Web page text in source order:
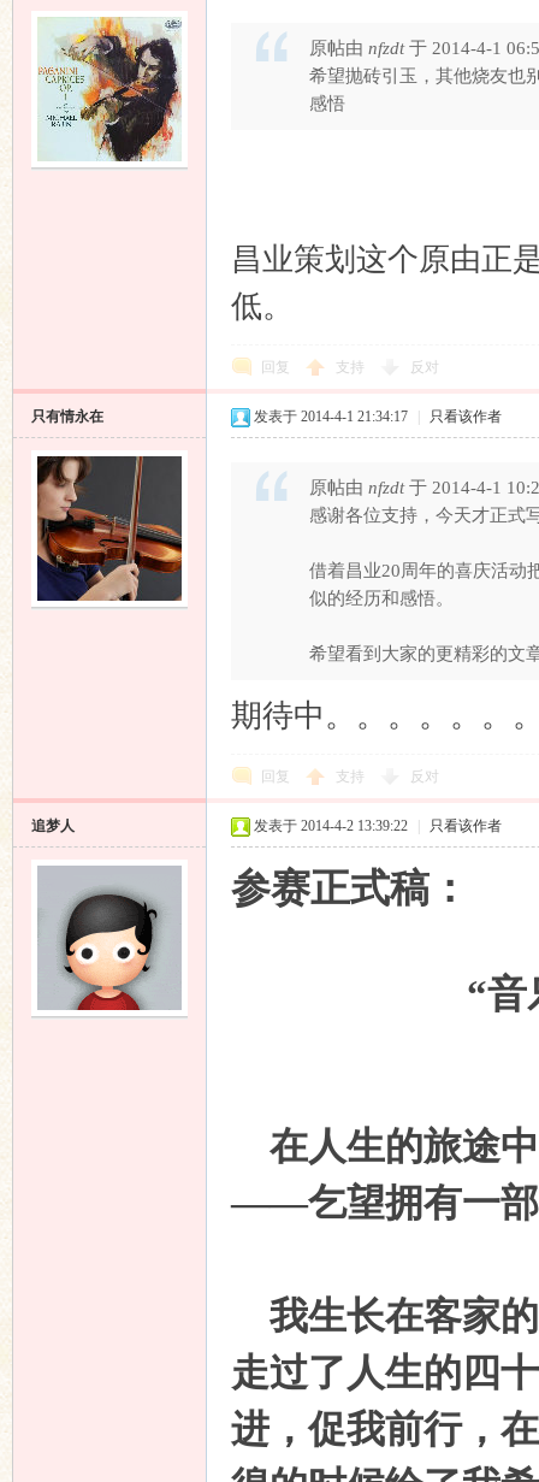
原帖由 nfzdt于 2014-4-1
希望抛砖引玉，其他烧友也
感悟
昌业策划这个原由正
低。
回复 支持 反对
只有情永在 发表于 2014-4-1 21:34:17 只看该作者
原帖由 nfzdt于 2014-4-1
感谢各位支持，今天才正式
借着昌业20周年的喜庆活动
似的经历和感悟。
希望看到大家的更精彩的文
期待中。。。。。。
回复 支持 反对
追梦人 发表于 2014-4-2 13:39:22 只看该作者
参赛正式稿：
“音
在人生的旅途
——乞望拥有一部
我生长在客家
走过了人生的四
进，促我前行，